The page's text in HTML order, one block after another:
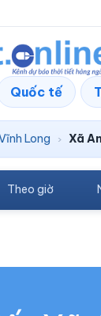
Quốc tế
Long › Xã
Theo giờ